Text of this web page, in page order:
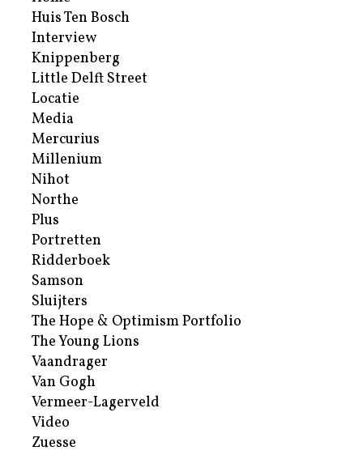
Huis Ten Bosch
Interview
Knippenberg
Little Delft Street
Locatie
Media
Mercurius
Millenium
Nihot
Northe
Plus
Portretten
Ridderboek
Samson
Sluijters
The Hope & Optimism Portfolio
The Young Lions
Vaandrager
Van Gogh
Vermeer-Lagerveld
Video
Zuesse